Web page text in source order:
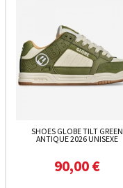
SHOES GLOBE TILT GREEN
ANTIQUE 2026 UNISEXE
90,00 €